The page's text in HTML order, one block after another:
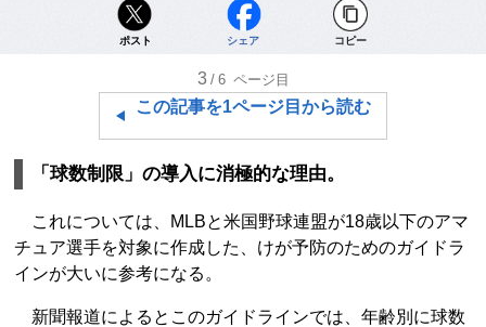
ポスト シェア コピー
3 /6 ページ目
この記事を1ページ目から読む
「球数制限」の導入に消極的な理由。
これについては、MLBと米国野球連盟が18歳以下のアマ
チュア選手を対象に作成した、けが予防のためのガイドラ
インが大いに参考になる。
新聞報道によるとこのガイドラインでは、年齢別に球数